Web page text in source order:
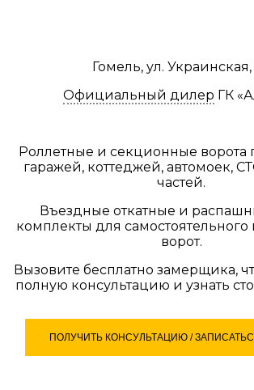
Гомель, ул.
Официальный дилер ГК
Роллетные и секционные ворота
гаражей, коттеджей, автомоек,
частей.
Въездные откатные и
комплекты для самостоятельного
ворот.
Вызовите бесплатно замерщика,
полную консультацию и узнать
ПОЛУЧИТЬ КОНСУЛЬТАЦИЮ /